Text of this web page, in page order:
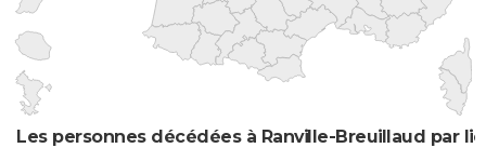
Les personnes décédées à Ranville-Breuillaud par